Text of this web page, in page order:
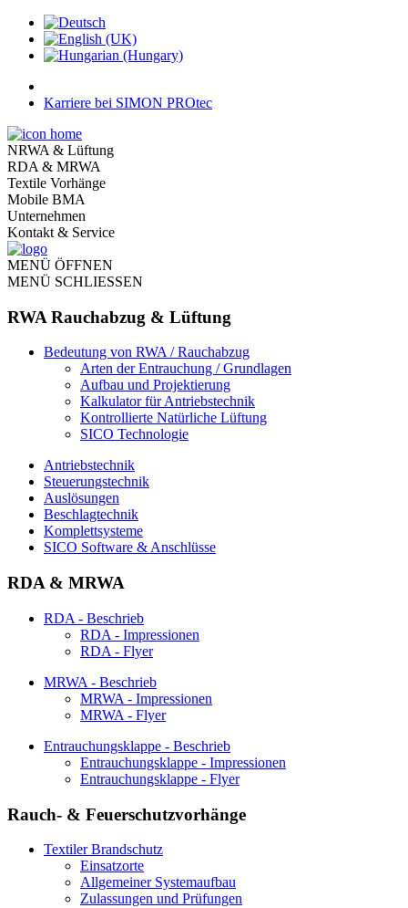
Karriere bei SIMON PROtec
NRWA & Lüftung
RDA & MRWA
Textile Vorhänge
Mobile BMA
Unternehmen
Kontakt & Service
MENÜ ÖFFNEN
MENÜ SCHLIESSEN
RWA Rauchabzug & Lüftung
Bedeutung von RWA / Rauchabzug
Arten der Entrauchung / Grundlagen
Aufbau und Projektierung
Kalkulator für Antriebstechnik
Kontrollierte Natürliche Lüftung
SICO Technologie
Antriebstechnik
Steuerungstechnik
Auslösungen
Beschlagtechnik
Komplettsysteme
SICO Software & Anschlüsse
RDA & MRWA
RDA - Beschrieb
RDA - Impressionen
RDA - Flyer
MRWA - Beschrieb
MRWA - Impressionen
MRWA - Flyer
Entrauchungsklappe - Beschrieb
Entrauchungsklappe - Impressionen
Entrauchungsklappe - Flyer
Rauch- & Feuerschutzvorhänge
Textiler Brandschutz
Einsatzorte
Allgemeiner Systemaufbau
Zulassungen und Prüfungen